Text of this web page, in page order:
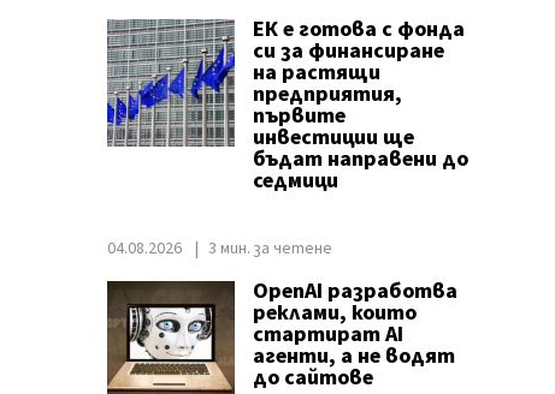
ЕК е готова с фонда
си за финансиране
на растящи
предприятия,
първите
инвестиции ще
бъдат направени до
седмици
04.08.2026 3 мин. за четене
OpenAI разработва
реклами, които
стартират AI
агенти, а не водят
до сайтове